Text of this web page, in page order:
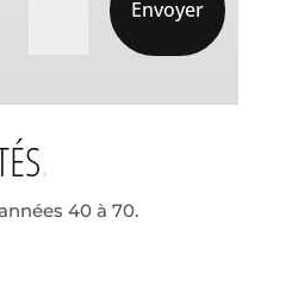
Envoyer
40 à 70.